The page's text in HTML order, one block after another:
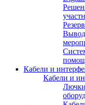
Кабели и
Кабели и